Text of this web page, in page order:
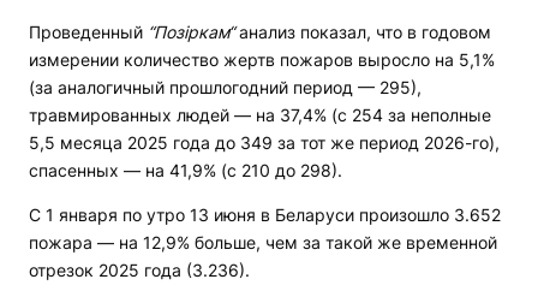
Проведенный “Позіркам“анализ показал, что в годовом
измерении количество жертв пожаров выросло на 5,1%
(за аналогичный прошлогодний период — 295),
травмированных людей — на 37,4% (с 254 за неполные
5,5 месяца 2025 года до 349 за тот же период 2026-го),
спасенных — на 41,9% (с 210 до 298).
С 1 января по утро 13 июня в Беларуси произошло 3.652
пожара — на 12,9% больше, чем за такой же временной
отрезок 2025 года (3.236).